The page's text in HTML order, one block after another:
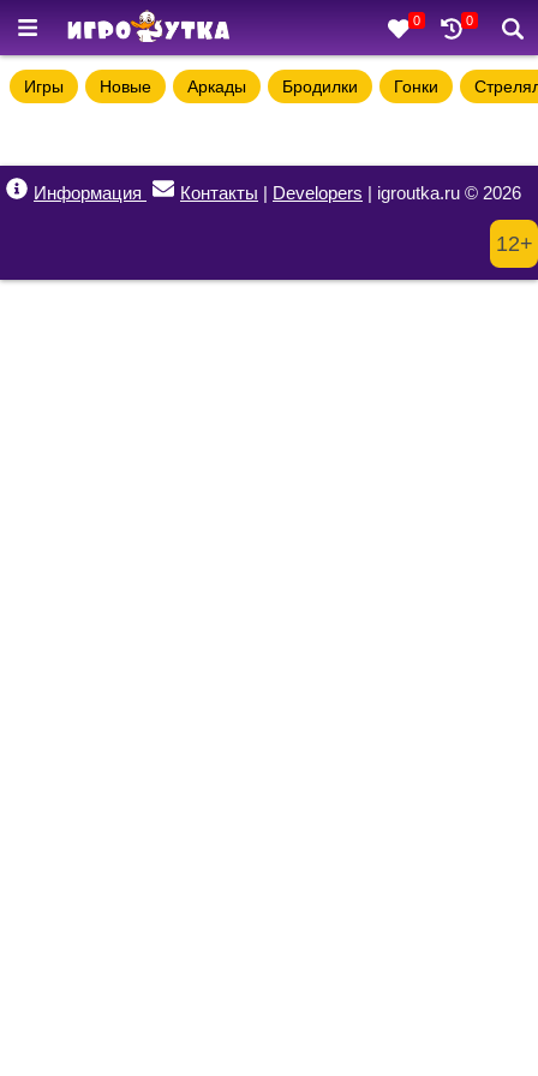
0 0
Игры Новые Аркады Бродилки Гонки
Информация Контакты | Developers | igroutka.ru © 2026
12+